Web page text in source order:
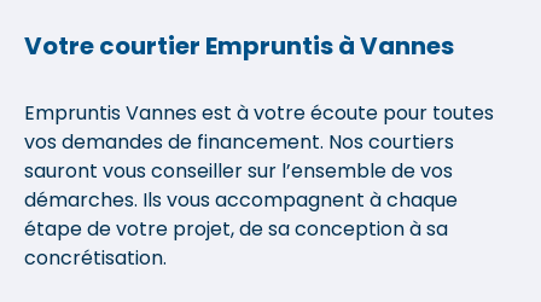
Votre courtier Empruntis à Vannes
Empruntis Vannes est à votre écoute pour toutes
vos demandes de financement. Nos courtiers
sauront vous conseiller sur l’ensemble de vos
démarches. Ils vous accompagnent à chaque
étape de votre projet, de sa conception à sa
concrétisation.